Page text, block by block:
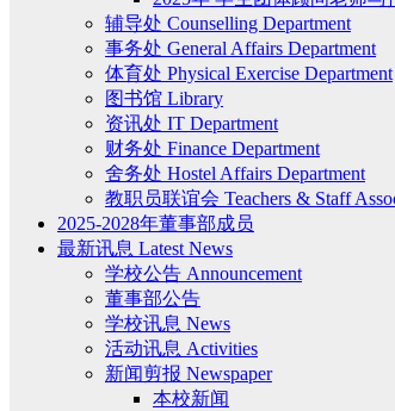
辅导处 Counselling Department
事务处 General Affairs Department
体育处 Physical Exercise Department
图书馆 Library
资讯处 IT Department
财务处 Finance Department
舍务处 Hostel Affairs Department
教职员联谊会 Teachers & Staff
2025-2028年董事部成员
最新讯息 Latest News
学校公告 Announcement
董事部公告
学校讯息 News
活动讯息 Activities
新闻剪报 Newspaper
本校新闻